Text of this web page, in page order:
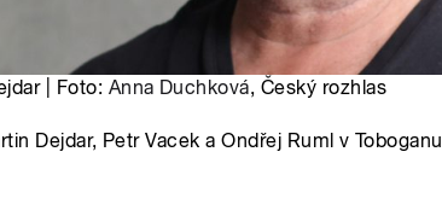
| Foto: Anna Duchková, Český rozhlas
Dejdar, Petr Vacek a Ondřej Ruml v Toboganu